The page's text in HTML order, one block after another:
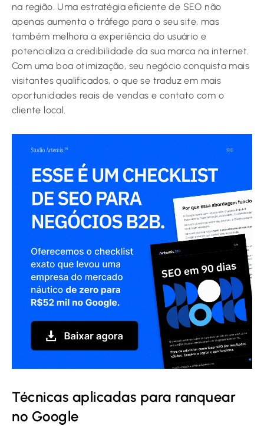
na região. Uma estratégia eficiente de SEO não
apenas aumenta o tráfego para o seu site, mas
também melhora a experiência do usuário e
potencializa a credibilidade da sua marca na internet.
Com uma boa otimização, seu negócio conquista mais
visitantes qualificados, o que se traduz em mais
oportunidades reais de vendas e contato com o
cliente local.
Técnicas aplicadas para ranquear
no Google